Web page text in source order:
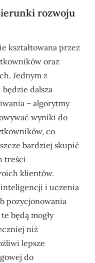
rozwoju
kształtowana przez
oraz
Jednym z
dalsza
– algorytmy
wyniki do
co
bardziej skupić
treści
klientów.
inteligencji i uczenia
pozycjonowania
będą mogły
niż
lepsze
do